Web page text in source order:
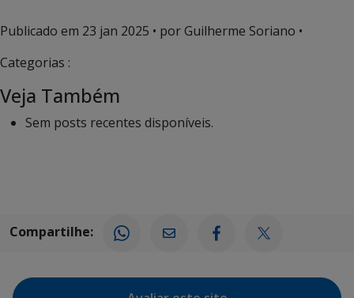
Publicado em 23 jan 2025 • por Guilherme Soriano •
Categorias :
Veja Também
Sem posts recentes disponíveis.
Compartilhe: